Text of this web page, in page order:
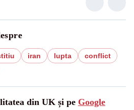
iran lupta
conflict
din UK și pe Google